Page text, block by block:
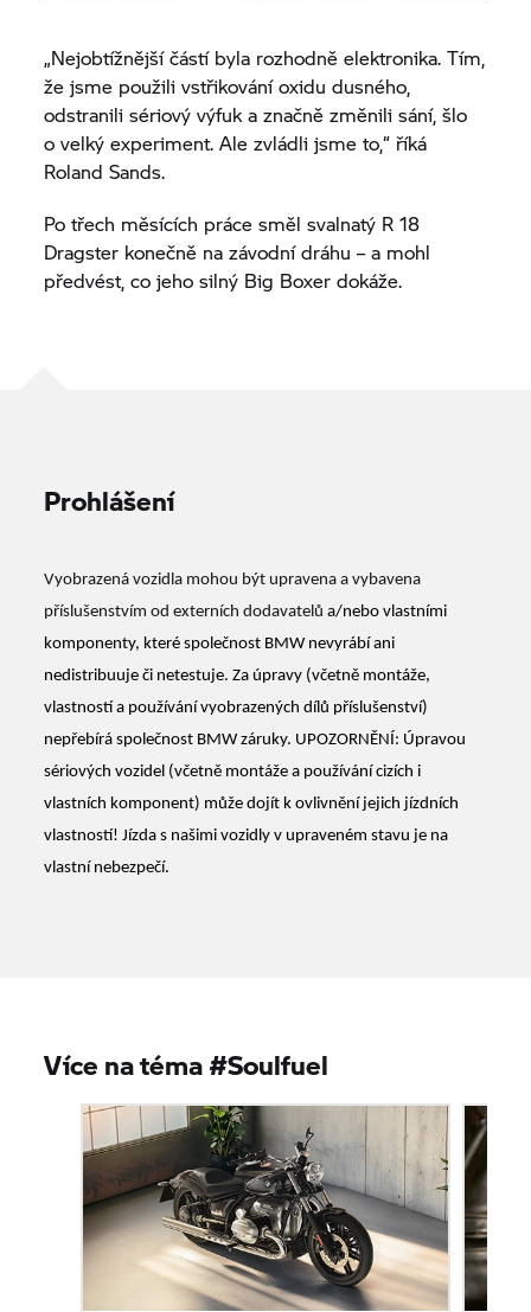
„Nejobtížnější částí byla rozhodně elektronika. Tím,
že jsme použili vstřikování oxidu dusného,
odstranili sériový výfuk a značně změnili sání, šlo
o velký experiment. Ale zvládli jsme to,“ říká
Roland Sands.
Po třech měsících práce směl svalnatý R 18
Dragster konečně na závodní dráhu – a mohl
předvést, co jeho silný Big Boxer dokáže.
Prohlášení
Vyobrazená vozidla mohou být upravena a vybavena
příslušenstvím od externích dodavatelůa/nebo vlastními
komponenty, které společnost BMW nevyrábí ani
nedistribuuje či netestuje. Za úpravy (včetně montáže,
vlastností a používání vyobrazených dílů příslušenství)
nepřebírá společnost BMW záruky. UPOZORNĚNÍ: Úpravou
sériových vozidel (včetně montáže a používání cizích i
vlastních komponent) může dojít k ovlivnění jejich jízdních
vlastností! Jízda s našimi vozidly v upraveném stavu je na
vlastní nebezpečí.
Více na téma #Soulfuel